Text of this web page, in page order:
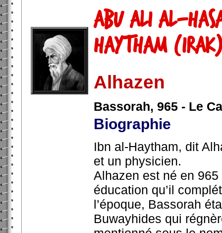
Abu Ali al-
Haytham (Irak)
Alhazen
Bassorah, 965 - Le
Biographie
Ibn al-Haytham, dit
et un physicien.
Alhazen est né en
éducation qu’il
l’époque, Bassorah
Buwayhides qui